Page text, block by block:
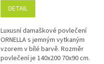
DETAIL
Luxusní damaškové povlečení
ORNELLA s jemným vytkaným
vzorem v bílé barvě. Rozměr
povlečení je 140x200 70x90 cm.